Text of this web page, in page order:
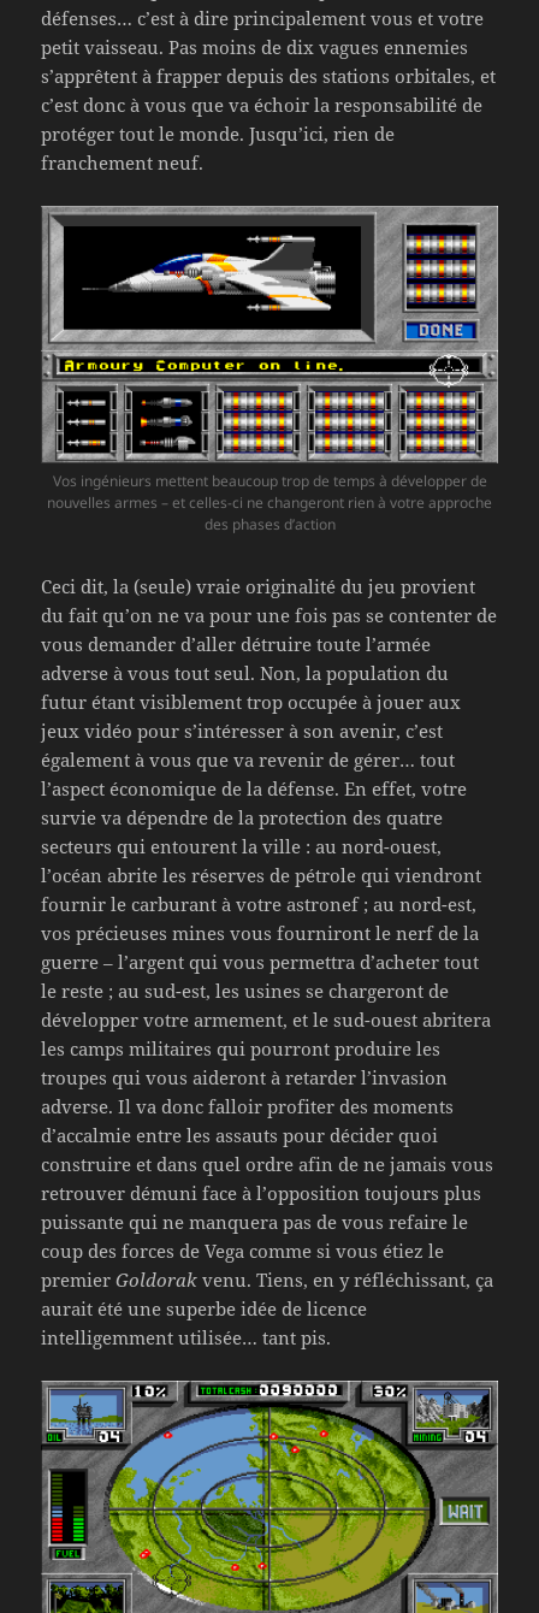
défenses… c’est à dire principalement vous et votre
petit vaisseau. Pas moins de dix vagues ennemies
s’apprêtent à frapper depuis des stations orbitales, et
c’est donc à vous que va échoir la responsabilité de
protéger tout le monde. Jusqu’ici, rien de
franchement neuf.
Vos ingénieurs mettent beaucoup trop de temps à développer de
nouvelles armes – et celles-ci ne changeront rien à votre approche
des phases d’action
Ceci dit, la (seule) vraie originalité du jeu provient
du fait qu’on ne va pour une fois pas se contenter de
vous demander d’aller détruire toute l’armée
adverse à vous tout seul. Non, la population du
futur étant visiblement trop occupée à jouer aux
jeux vidéo pour s’intéresser à son avenir, c’est
également à vous que va revenir de gérer… tout
l’aspect économique de la défense. En effet, votre
survie va dépendre de la protection des quatre
secteurs qui entourent la ville : au nord-ouest,
l’océan abrite les réserves de pétrole qui viendront
fournir le carburant à votre astronef ; au nord-est,
vos précieuses mines vous fourniront le nerf de la
guerre – l’argent qui vous permettra d’acheter tout
le reste ; au sud-est, les usines se chargeront de
développer votre armement, et le sud-ouest abritera
les camps militaires qui pourront produire les
troupes qui vous aideront à retarder l’invasion
adverse. Il va donc falloir profiter des moments
d’accalmie entre les assauts pour décider quoi
construire et dans quel ordre afin de ne jamais vous
retrouver démuni face à l’opposition toujours plus
puissante qui ne manquera pas de vous refaire le
coup des forces de Vega comme si vous étiez le
premierGoldorak venu. Tiens, en y réfléchissant, ça
aurait été une superbe idée de licence
intelligemment utilisée… tant pis.